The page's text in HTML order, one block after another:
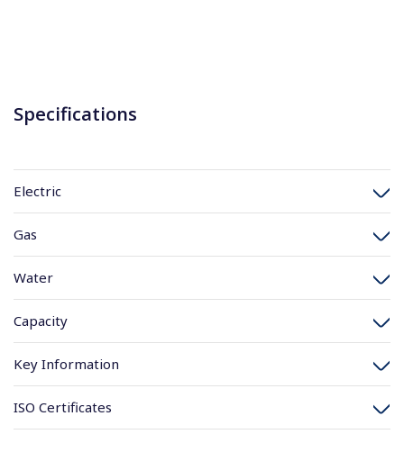
Specifications
Electric
Gas
Water
Capacity
Key Information
ISO Certificates